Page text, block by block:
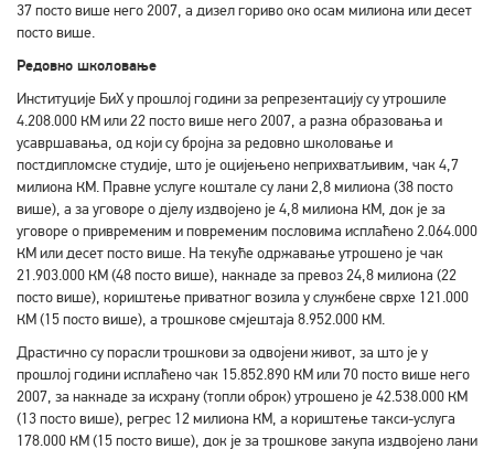
37 посто више него 2007, а дизел гориво око осам милиона или десет
посто више.
Редовно школовање
Институције БиХ у прошлој години за репрезентацију су утрошиле
4.208.000 КМ или 22 посто више него 2007, а разна образовања и
усавршавања, од који су бројна за редовно школовање и
постдипломске студије, што је оцијењено неприхватљивим, чак 4,7
милиона КМ. Правне услуге коштале су лани 2,8 милиона (38 посто
више), а за уговоре о дјелу издвојено је 4,8 милиона КМ, док је за
уговоре о привременим и повременим пословима исплаћено 2.064.000
КМ или десет посто више. На текуће одржавање утрошено је чак
21.903.000 КМ (48 посто више), накнаде за превоз 24,8 милиона (22
посто више), кориштење приватног возила у службене сврхе 121.000
КМ (15 посто више), а трошкове смјештаја 8.952.000 КМ.
Драстично су порасли трошкови за одвојени живот, за што је у
прошлој години исплаћено чак 15.852.890 КМ или 70 посто више него
2007, за накнаде за исхрану (топли оброк) утрошено је 42.538.000 КМ
(13 посто више), регрес 12 милиона КМ, а кориштење такси-услуга
178.000 КМ (15 посто више), док је за трошкове закупа издвојено лани